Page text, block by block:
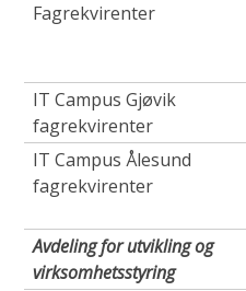
Fagrekvirenter
IT Campus Gjøvik
fagrekvirenter
IT Campus Ålesund
fagrekvirenter
Avdeling for utvikling og
virksomhetsstyring